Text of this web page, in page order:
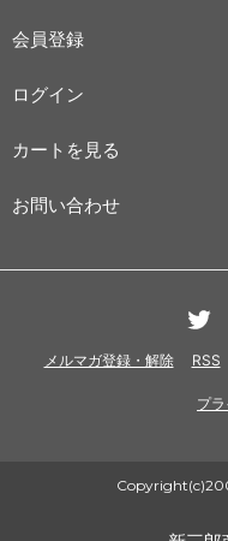
会員登録
ログイン
カートを見る
お問い合わせ
メルマガ登録・解除 RSS
プ